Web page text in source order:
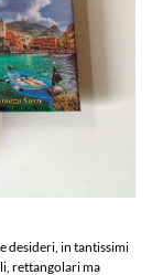
desideri, in tantissimi
rettangolari ma